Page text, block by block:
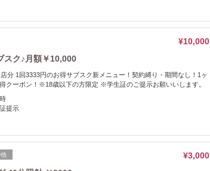
¥10,000
スク♪月額￥10,000
分 1回3333円のお得サブスク新メニュー！契約縛り・期間なし！1ヶ
クーポン！※18歳以下の方限定 ※学生証のご提示お願いいします。
提示
¥3,000